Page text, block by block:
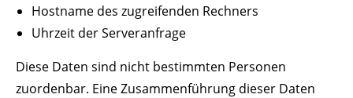
Hostname des zugreifenden Rechners
Uhrzeit der Serveranfrage
Diese Daten sind nicht bestimmten Personen
zuordenbar. Eine Zusammenführung dieser Daten